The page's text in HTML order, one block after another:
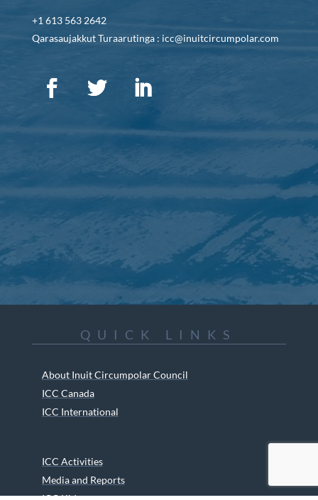
+1 613 563 2642
Qarasaujakkut Turaarutinga : icc@inuitcircumpolar.com
QUICK LINKS
About Inuit Circumpolar Council
ICC Canada
ICC International
ICC Activities
Media and Reports